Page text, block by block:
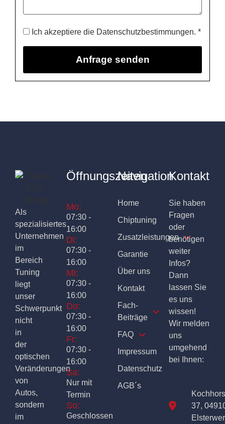
Ich akzeptiere die Datenschutzbestimmungen. *
Als
spezialisiertes
Unternehmen
im
Bereich
Tuning
liegt
unser
Schwerpunkt
nicht
in
der
optischen
Veränderungen
von
Autos,
sondern
im
Öffnungszeiten
Mo:
07:30 -
16:00
Di:
07:30 -
16:00
Mi:
07:30 -
16:00
Do:
07:30 -
16:00
Fr:
07:30 -
16:00
Sa:
Nur mit
Termin
So:
Geschlossen
Navigation
Home
Chiptuning
Zusatzleistungen
Garantie
Über uns
Kontakt
Fach-
Beiträge
FAQ
Impressum
Datenschutz
AGB´s
Kontakt
Sie haben
Fragen
oder
benötigen
weiter
Infos?
Dann
lassen Sie
es uns
wissen!
Wir melden
uns
umgehend
bei Ihnen:
37,